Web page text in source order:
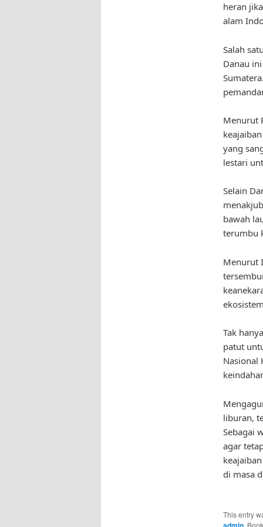
heran
alam
Salah
Danau
Menurut
yang
lestari
Selain
bawah
terumbu
Menurut
Tak
patut
Nasional
liburan,
Sebagai
agar
di masa
This entry
.